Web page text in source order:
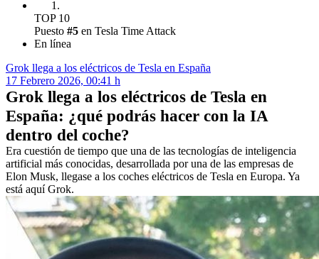
TOP 10
Puesto #5 en Tesla Time Attack
En línea
Grok llega a los eléctricos de Tesla en España
17 Febrero 2026, 00:41 h
Grok llega a los eléctricos de Tesla en
España: ¿qué podrás hacer con la IA
dentro del coche?
Era cuestión de tiempo que una de las tecnologías de inteligencia
artificial más conocidas, desarrollada por una de las empresas de
Elon Musk, llegase a los coches eléctricos de Tesla en Europa. Ya
está aquí Grok.